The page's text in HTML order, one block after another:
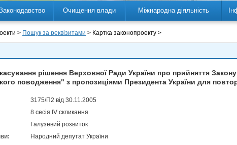
Очищення влади Міжнародна діяльність
> Пошук за реквізитами > Картка законопроекту >
рішення Верховної Ради України про прийняття
поводження" з пропозиціями Президента України для
3175/П2 від 30.11.2005
8 сесія IV скликання
Галузевий розвиток
Народний депутат України